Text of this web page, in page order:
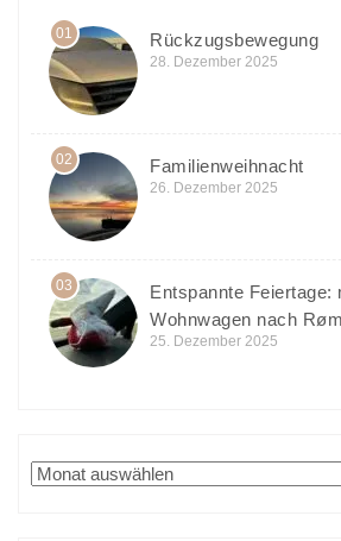
01 Rückzugsbewegung
28. Dezember 2025
02 Familienweihnacht
26. Dezember 2025
03
Entspannte Feiertage:
Wohnwagen nach
25. Dezember 2025
Archiv